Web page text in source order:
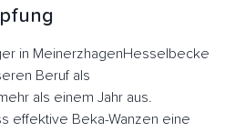
in MeinerzhagenHesselbecke
Beruf als
als einem Jahr aus.
effektive Beka-Wanzen eine